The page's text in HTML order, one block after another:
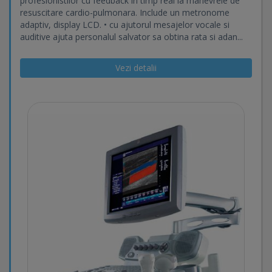
resuscitare cardio-pulmonara. Include un metronome
adaptiv, display LCD. • cu ajutorul mesajelor vocale si
auditive ajuta personalul salvator sa obtina rata si adan...
Vezi detalii